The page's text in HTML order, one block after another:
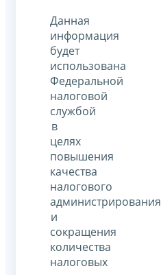
Данная
информация
будет
использована
Федеральной
налоговой
службой
в
целях
повышения
качества
налогового
администрирования
и
сокращения
количества
налоговых